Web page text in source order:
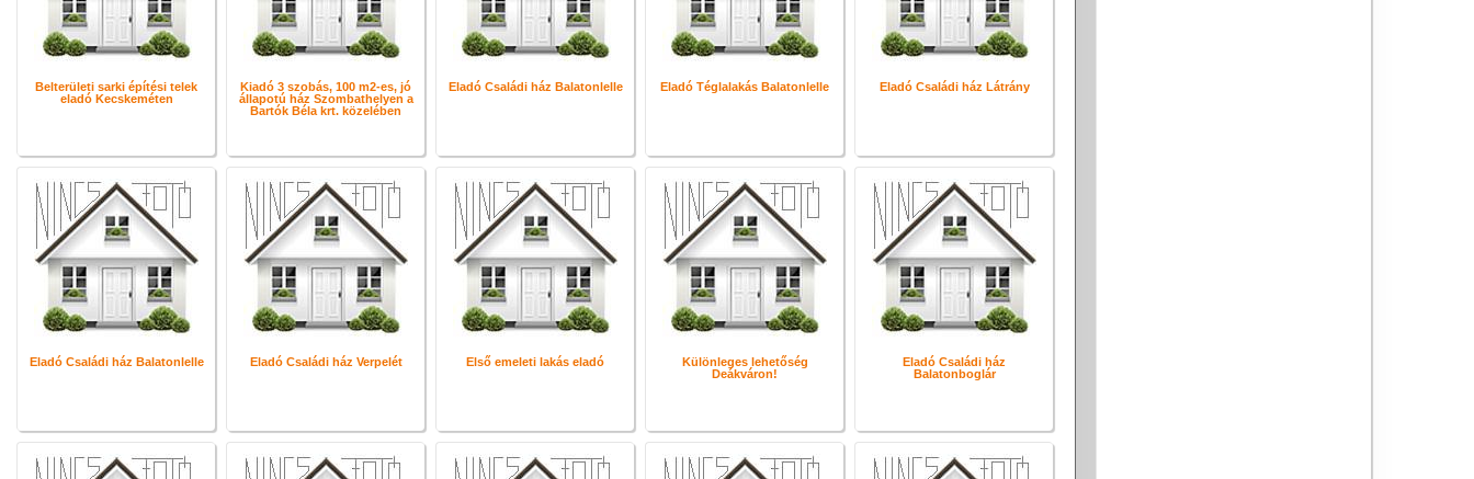
Belterületi sarki építési telek
eladó Kecskeméten
Kiadó 3 szobás, 100 m2-es, jó
állapotú ház Szombathelyen a
Bartók Béla krt. közelében
Eladó Családi ház Balatonlelle Eladó Téglalakás Balatonlelle Eladó Családi ház Látrány
Eladó Családi ház Balatonlelle Eladó Családi ház Verpelét Első emeleti lakás eladó
Különleges lehetőség
Deákváron!
Eladó Családi ház
Balatonboglár